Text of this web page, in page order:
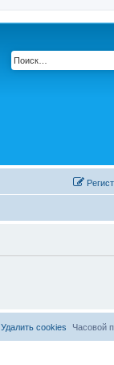
Часовой
Удалить cookies